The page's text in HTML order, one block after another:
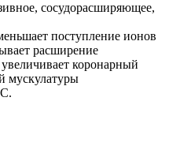
сосудорасширяющее,
поступление ионов
расширение
коронарный
мускулатуры